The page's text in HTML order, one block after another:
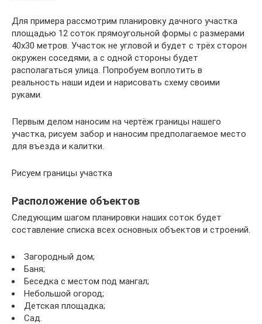
Для примера рассмотрим планировку дачного участка
площадью 12 соток прямоугольной формы с размерами
40х30 метров. Участок не угловой и будет с трёх сторон
окружен соседями, а с одной стороны будет
располагаться улица. Попробуем воплотить в
реальность наши идеи и нарисовать схему своими
руками.
Первым делом наносим на чертёж границы нашего
участка, рисуем забор и наносим предполагаемое место
для въезда и калитки.
Рисуем границы участка
Расположение объектов
Следующим шагом планировки наших соток будет
составление списка всех основных объектов и строений.
Загородный дом;
Баня;
Беседка с местом под мангал;
Небольшой огород;
Детская площадка;
Сад.